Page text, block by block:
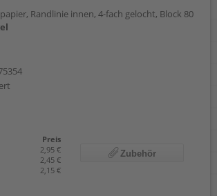
Randlinie innen, 4-fach gelocht, Block 80
Preis
2,95 €
2,45 €
2,15 €
Zubehör